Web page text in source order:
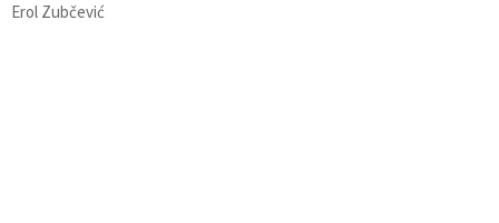
Erol Zubčević